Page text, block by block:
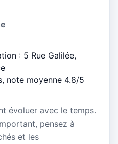
: 5 Rue Galilée,
note moyenne 4.8/5
évoluer avec le temps.
pensez à
et les